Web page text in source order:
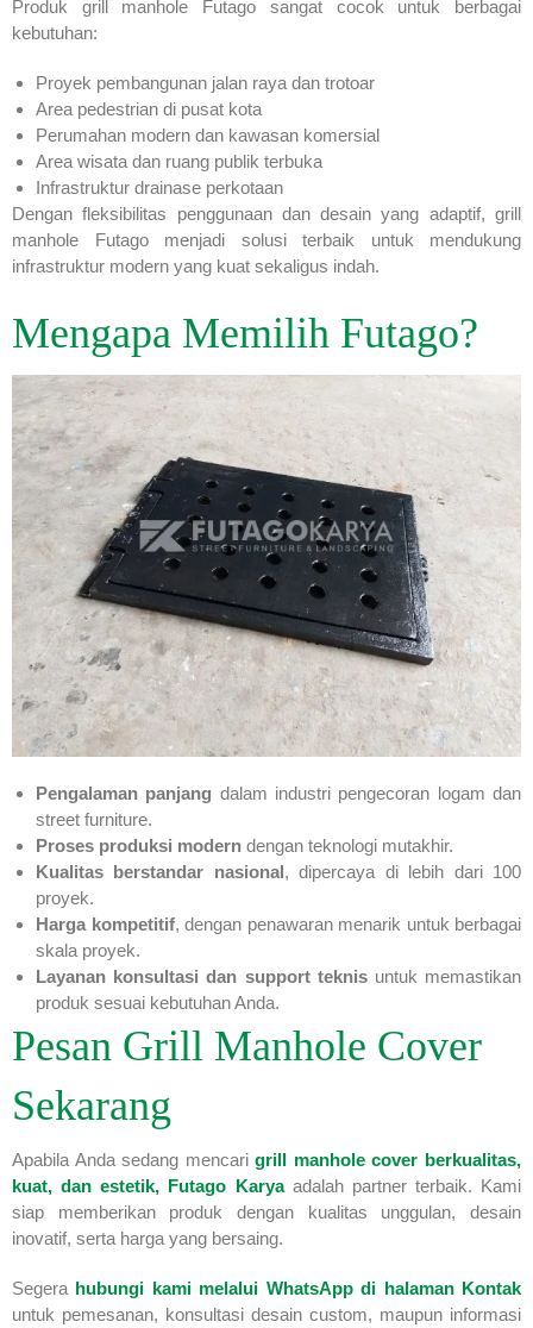
Produk grill manhole Futago sangat cocok untuk berbagai
kebutuhan:
Proyek pembangunan jalan raya dan trotoar
Area pedestrian di pusat kota
Perumahan modern dan kawasan komersial
Area wisata dan ruang publik terbuka
Infrastruktur drainase perkotaan
Dengan fleksibilitas penggunaan dan desain yang adaptif, grill
manhole Futago menjadi solusi terbaik untuk mendukung
infrastruktur modern yang kuat sekaligus indah.
Mengapa Memilih Futago?
Pengalaman panjang dalam industri pengecoran logam dan
street furniture.
Proses produksi modern dengan teknologi mutakhir.
Kualitas berstandar nasional, dipercaya di lebih dari 100
proyek.
Harga kompetitif, dengan penawaran menarik untuk berbagai
skala proyek.
Layanan konsultasi dan support teknisuntuk memastikan
produk sesuai kebutuhan Anda.
Pesan Grill Manhole Cover
Sekarang
Apabila Anda sedang mencarigrill manhole cover berkualitas,
kuat, dan estetik, Futago Karyaadalah partner terbaik. Kami
siap memberikan produk dengan kualitas unggulan, desain
inovatif, serta harga yang bersaing.
Segera hubungi kami melalui WhatsApp di halaman Kontak
untuk pemesanan, konsultasi desain custom, maupun informasi